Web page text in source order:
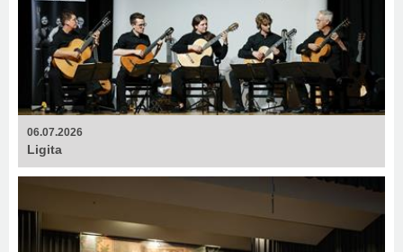
06.07.2026
Ligita